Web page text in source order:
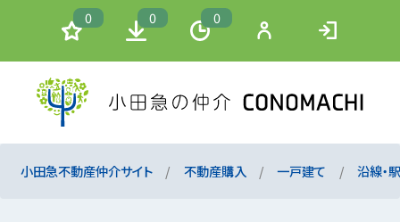
0 0 0
小田急不動産仲介サイト 不動産購入 一戸建て 沿線・